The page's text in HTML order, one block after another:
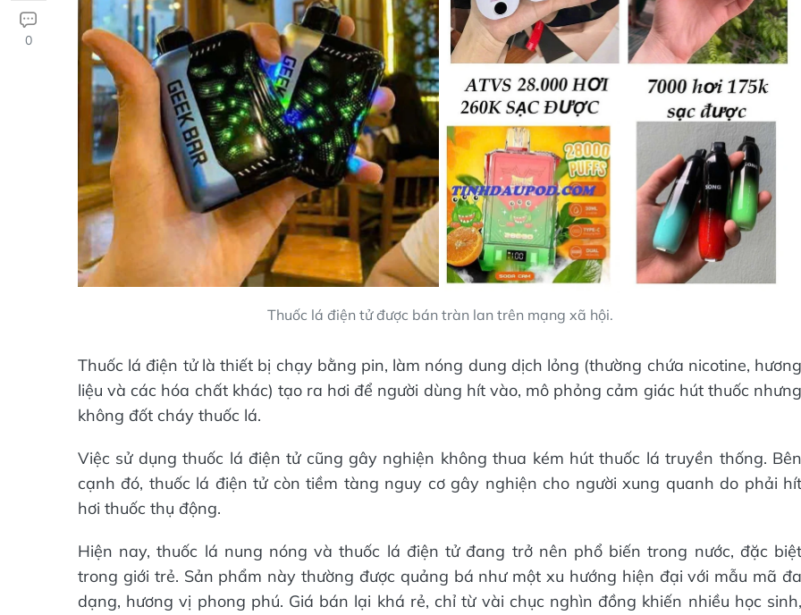
0
Thuốc lá điện tử được bán tràn lan trên mạng xã hội.
Thuốc lá điện tử là thiết bị chạy bằng pin, làm nóng dung dịch lỏng (thường chứa nicotine, hương
liệu và các hóa chất khác) tạo ra hơi để người dùng hít vào, mô phỏng cảm giác hút thuốc nhưng
không đốt cháy thuốc lá.
Việc sử dụng thuốc lá điện tử cũng gây nghiện không thua kém hút thuốc lá truyền thống. Bên
cạnh đó, thuốc lá điện tử còn tiềm tàng nguy cơ gây nghiện cho người xung quanh do phải hít
hơi thuốc thụ động.
Hiện nay, thuốc lá nung nóng và thuốc lá điện tử đang trở nên phổ biến trong nước, đặc biệt
trong giới trẻ. Sản phẩm này thường được quảng bá như một xu hướng hiện đại với mẫu mã đa
dạng, hương vị phong phú. Giá bán lại khá rẻ, chỉ từ vài chục nghìn đồng khiến nhiều học sinh,